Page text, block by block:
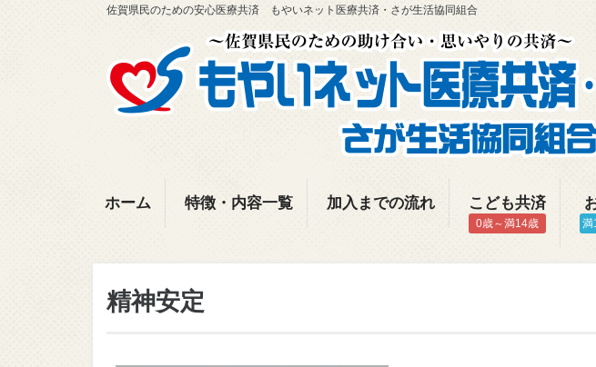
佐賀県民のための安心医療共済 もやいネット医療共済・さが生活協同組合
ホーム 特徴・内容一覧 加入までの流れ こども共済
0歳～満14歳 満
精神安定